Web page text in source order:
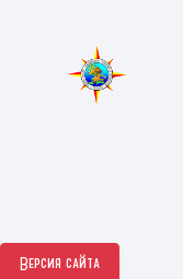
Версия сайта